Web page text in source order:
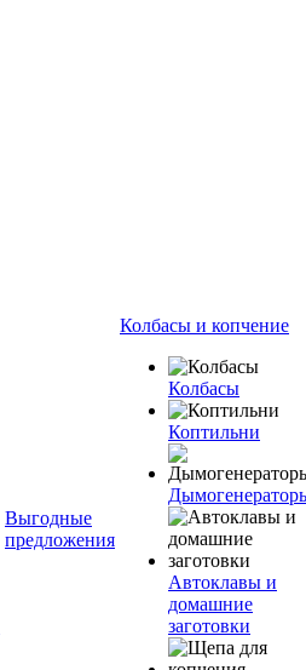
Выгодные
предложения
Колбасы и копчение
Колбасы
Коптильни
Автоклавы и
домашние
заготовки